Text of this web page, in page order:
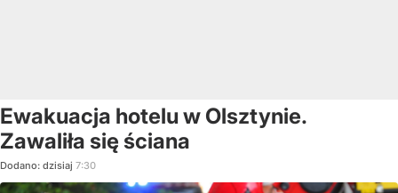
Ewakuacja hotelu w Olsztynie.
Zawaliła się ściana
Dodano: dzisiaj 7:30